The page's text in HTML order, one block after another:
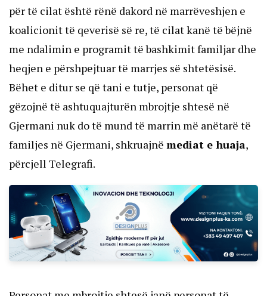
për të cilat është rënë dakord në marrëveshjen e
koalicionit të qeverisë së re, të cilat kanë të bëjnë
me ndalimin e programit të bashkimit familjar dhe
heqjen e përshpejtuar të marrjes së shtetësisë.
Bëhet e ditur se që tani e tutje, personat që
gëzojnë të ashtuquajturën mbrojtje shtesë në
Gjermani nuk do të mund të marrin më anëtarë të
familjes në Gjermani, shkruajnë mediat e huaja,
përcjell Telegrafi.